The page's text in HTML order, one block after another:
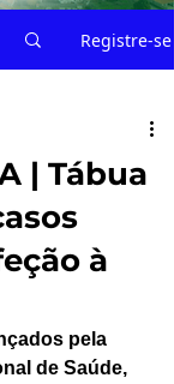
Registre-se
| Tábua
à
pela
de Saúde,